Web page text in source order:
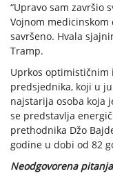
“Upravo sam završio
Vojnom medicinskom
savršeno. Hvala
Tramp.
Uprkos optimističnim
predsjednika, koji u
najstarija osoba koja
se predstavlja
prethodnika Džo
godine u dobi od 82
Neodgovorena